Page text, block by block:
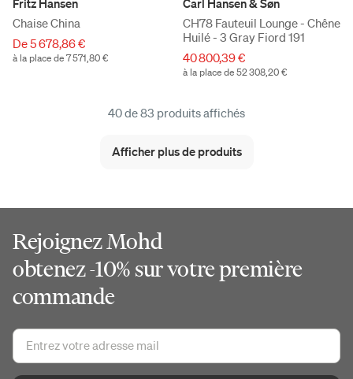
Chaise China
De 5 678,86 €
à la place de 7 571,80 €
CH78 Fauteuil Lounge - Chêne
Huilé - 3 Gray Fiord 191
40 800,39 €
à la place de 52 308,20 €
40 de 83 produits affichés
Afficher plus de produits
Rejoignez Mohd
obtenez -10% sur votre première
commande